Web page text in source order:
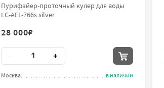
Пурифайер-проточный кулер для воды
LC-AEL-766s silver
28 000₽
Количество +
Москва в наличии